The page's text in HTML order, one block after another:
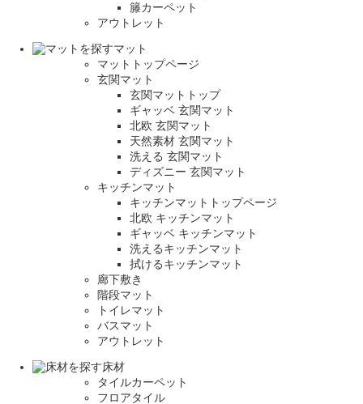
籐カーペット
アウトレット
マット
マットトップページ
玄関マット
玄関マットトップ
ギャッベ 玄関マット
北欧 玄関マット
天然素材 玄関マット
洗える 玄関マット
ディズニー 玄関マット
キッチンマット
キッチンマットトップページ
北欧 キッチンマット
ギャッベ キッチンマット
洗えるキッチンマット
拭けるキッチンマット
廊下敷き
階段マット
トイレマット
バスマット
アウトレット
床材
タイルカーペット
フロアタイル